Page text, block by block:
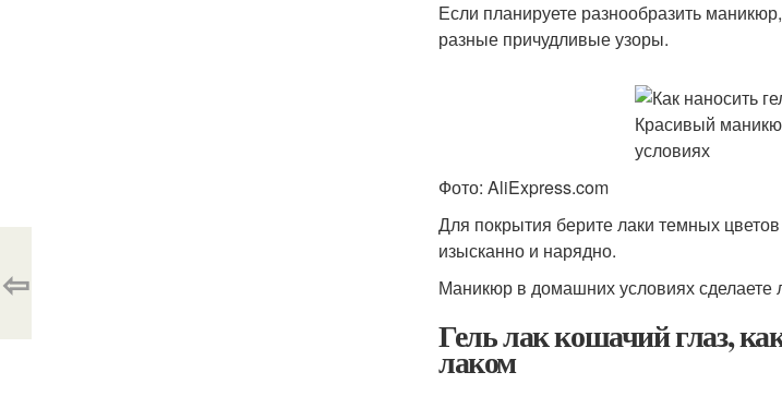
Если планируете разнообразить
разные причудливые узоры.
Фото: AliExpress.com
Для покрытия берите лаки темных
изысканно и нарядно.
Маникюр в домашних условиях сделаете
Гель лак кошачий глаз,
лаком
⇦